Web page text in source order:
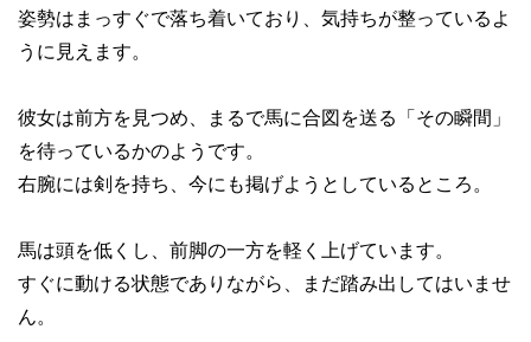
姿勢はまっすぐで落ち着いており、気持ちが整っているよ
うに見えます。
彼女は前方を見つめ、まるで馬に合図を送る「その瞬間」
を待っているかのようです。
右腕には剣を持ち、今にも掲げようとしているところ。
馬は頭を低くし、前脚の一方を軽く上げています。
すぐに動ける状態でありながら、まだ踏み出してはいませ
ん。